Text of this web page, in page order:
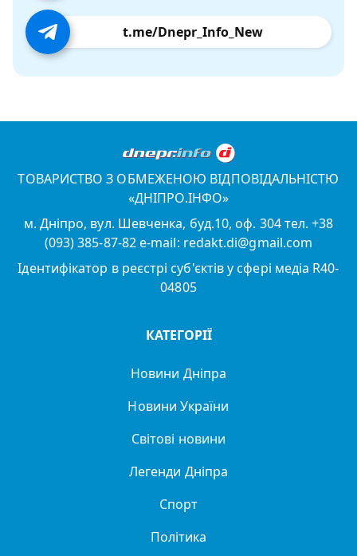
t.me/Dnepr_Info_New
ТОВАРИСТВО З ОБМЕЖЕНОЮ ВІДПОВІДАЛЬНІСТЮ
«ДНІПРО.ІНФО»
м. Дніпро, вул. Шевченка, буд.10, оф. 304 тел. +38
(093) 385-87-82 e-mail: redakt.di@gmail.com
Ідентифікатор в реєстрі суб'єктів у сфері медіа R40-
04805
КАТЕГОРІЇ
Новини Дніпра
Новини України
Світові новини
Легенди Дніпра
Спорт
Політика